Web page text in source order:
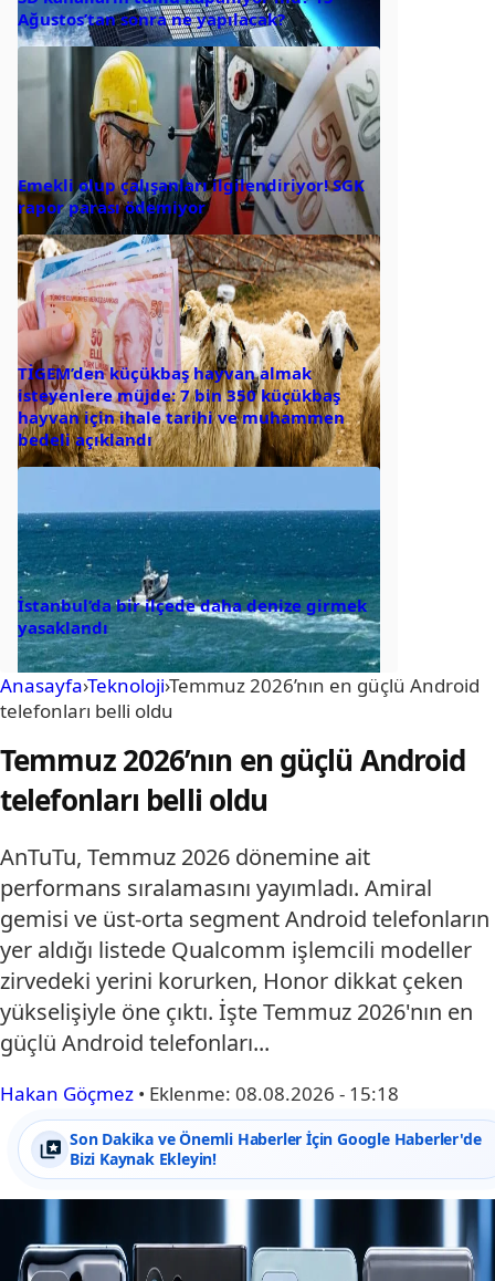
Ağustos’tan sonra ne yapılacak?
Emekli olup çalışanları ilgilendiriyor! SGK
rapor parası ödemiyor
TİGEM’den küçükbaş hayvan almak
isteyenlere müjde: 7 bin 350 küçükbaş
hayvan için ihale tarihi ve muhammen
bedeli açıklandı
İstanbul’da bir ilçede daha denize girmek
yasaklandı
Anasayfa›Teknoloji›Temmuz 2026’nın en güçlü Android
telefonları belli oldu
Temmuz 2026’nın en güçlü Android
telefonları belli oldu
AnTuTu, Temmuz 2026 dönemine ait
performans sıralamasını yayımladı. Amiral
gemisi ve üst-orta segment Android telefonların
yer aldığı listede Qualcomm işlemcili modeller
zirvedeki yerini korurken, Honor dikkat çeken
yükselişiyle öne çıktı. İşte Temmuz 2026'nın en
güçlü Android telefonları...
Hakan Göçmez • Eklenme: 08.08.2026 - 15:18
Son Dakika ve Önemli Haberler İçin Google Haberler'de
Bizi Kaynak Ekleyin!